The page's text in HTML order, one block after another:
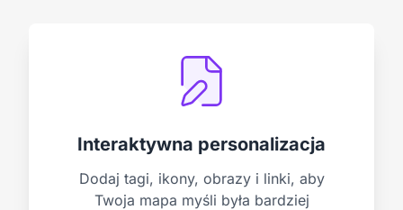
Interaktywna personalizacja
Dodaj tagi, ikony, obrazy i linki, aby
Twoja mapa myśli była bardziej